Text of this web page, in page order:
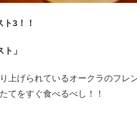
3！！
」
上げられているオークラのフレ
てをすぐ食べるべし！！